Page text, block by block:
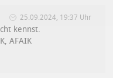
25.09.2024, 19:37 Uhr
kennst.
AFAIK